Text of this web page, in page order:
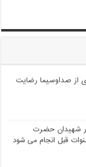
از صداوسیما رضایت
شهیدان حضرت
قبل انجام می شود